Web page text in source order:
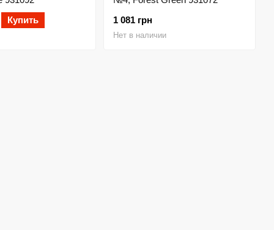
Купить
1 081 грн
Нет в наличии